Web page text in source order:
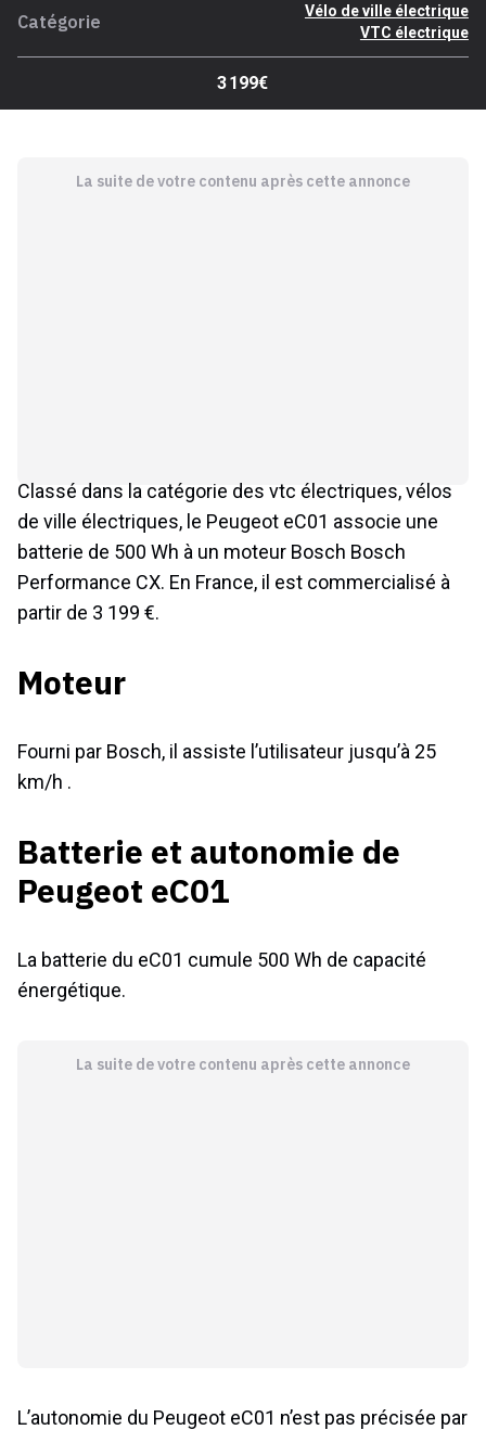
Catégorie
Vélo de ville électrique
VTC électrique
3 199€
La suite de votre contenu après cette annonce
Classé dans la catégorie des vtc électriques, vélos
de ville électriques, le Peugeot eC01 associe une
batterie de 500 Wh à un moteur Bosch Bosch
Performance CX. En France, il est commercialisé à
partir de 3 199 €.
Moteur
Fourni par Bosch, il assiste l’utilisateur jusqu’à 25
km/h .
Batterie et autonomie de
Peugeot eC01
La batterie du eC01 cumule 500 Wh de capacité
énergétique.
La suite de votre contenu après cette annonce
L’autonomie du Peugeot eC01 n’est pas précisée par